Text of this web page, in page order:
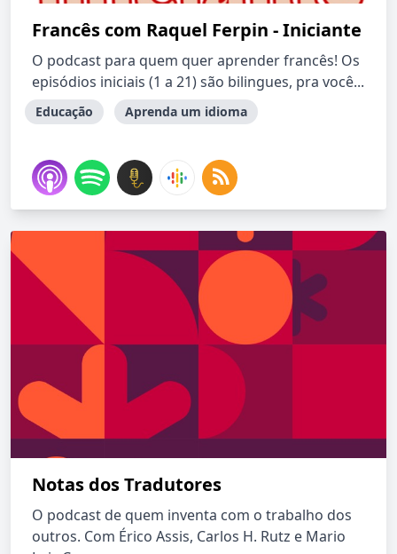
Francês com Raquel Ferpin - Iniciante
O podcast para quem quer aprender francês! Os
episódios iniciais (1 a 21) são bilingues, pra você...
Educação Aprenda um idioma
Notas dos Tradutores
O podcast de quem inventa com o trabalho dos
outros. Com Érico Assis, Carlos H. Rutz e Mario